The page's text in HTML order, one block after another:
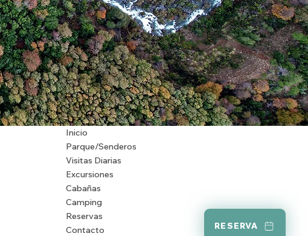
RESERVA
Inicio
Parque/Senderos
Visitas Diarias
Excursiones
Cabañas
Camping
Reservas
Contacto